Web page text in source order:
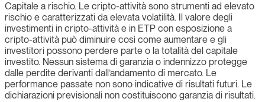
Capitale a rischio. Le cripto-attività sono strumenti ad elevato
rischio e caratterizzati da elevata volatilità. Il valore degli
investimenti in cripto-attività e in ETP con esposizione a
cripto-attività può diminuire così come aumentare e gli
investitori possono perdere parte o la totalità del capitale
investito. Nessun sistema di garanzia o indennizzo protegge
dalle perdite derivanti dall’andamento di mercato. Le
performance passate non sono indicative di risultati futuri. Le
dichiarazioni previsionali non costituiscono garanzia di risultati.